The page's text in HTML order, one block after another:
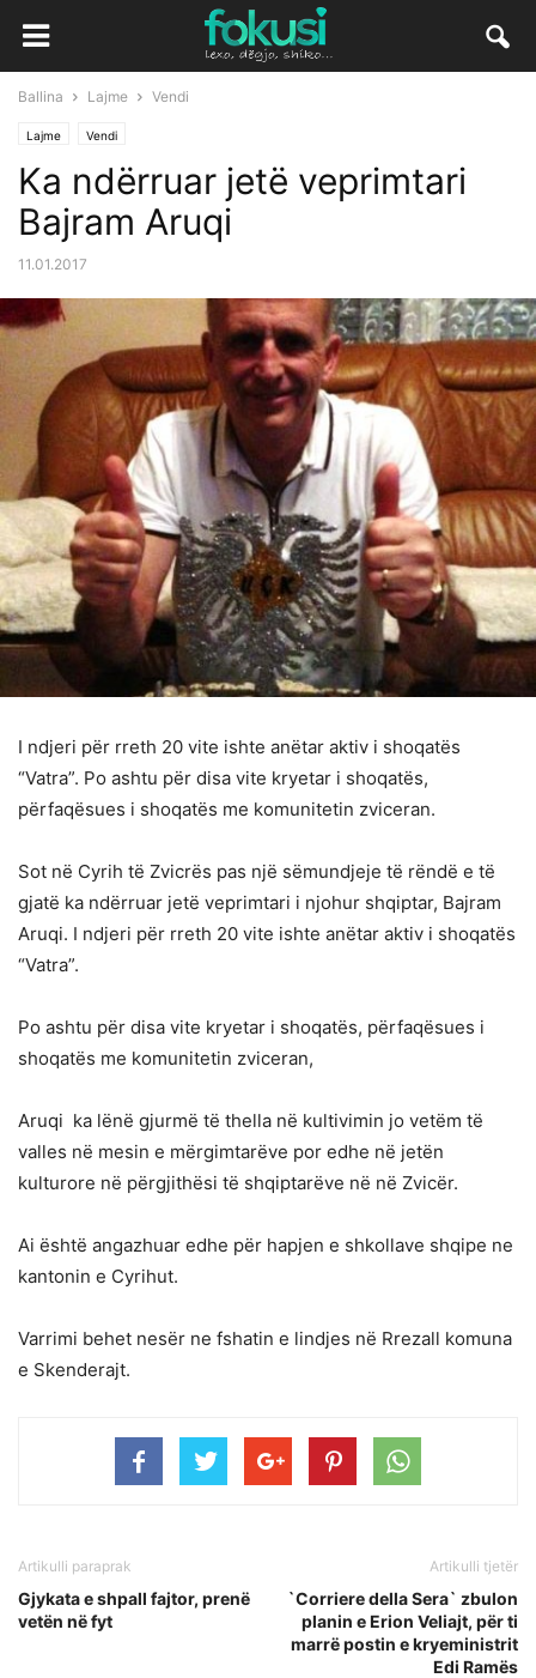
Ballina Lajme Vendi
Lajme Vendi
Ka ndërruar jetë veprimtari
Bajram Aruqi
11.01.2017
I ndjeri për rreth 20 vite ishte anëtar aktiv i shoqatës
“Vatra”. Po ashtu për disa vite kryetar i shoqatës,
përfaqësues i shoqatës me komunitetin zviceran.
Sot në Cyrih të Zvicrës pas një sëmundjeje të rëndë e të
gjatë ka ndërruar jetë veprimtari i njohur shqiptar, Bajram
Aruqi. I ndjeri për rreth 20 vite ishte anëtar aktiv i shoqatës
“Vatra”.
Po ashtu për disa vite kryetar i shoqatës, përfaqësues i
shoqatës me komunitetin zviceran,
Aruqi ka lënë gjurmë të thella në kultivimin jo vetëm të
valles në mesin e mërgimtarëve por edhe në jetën
kulturore në përgjithësi të shqiptarëve në në Zvicër.
Ai është angazhuar edhe për hapjen e shkollave shqipe ne
kantonin e Cyrihut.
Varrimi behet nesër ne fshatin e lindjes në Rrezall komuna
e Skenderajt.
Artikulli paraprak
Gjykata e shpall fajtor, prenë
vetën në fyt
Artikulli tjetër
`Corriere della Sera` zbulon
planin e Erion Veliajt, për ti
marrë postin e kryeministrit
Edi Ramës